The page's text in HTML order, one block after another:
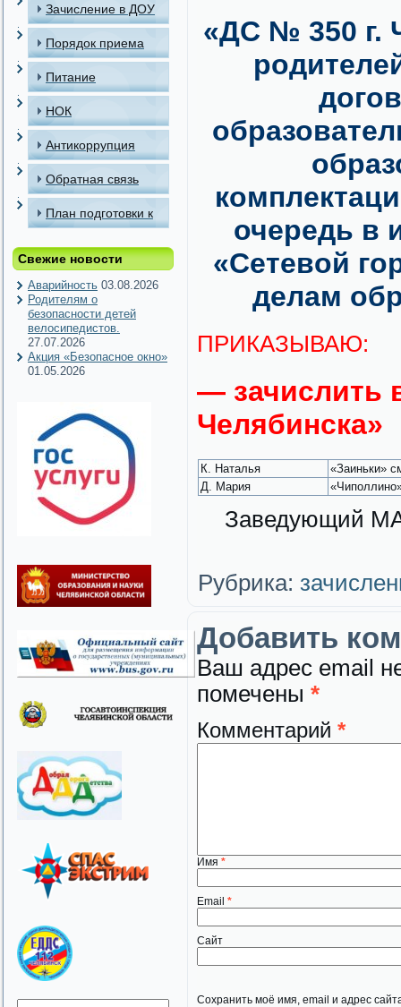
Зачисление в ДОУ
Порядок приема
детей в МАДОУ
Питание
НОК
Антикоррупция
Обратная связь
План подготовки к
периоду
Свежие новости
Аварийность 03.08.2026
Родителям о
безопасности детей
велосипедистов.
27.07.2026
Акция «Безопасное окно»
01.05.2026
«ДС № 350 г.
очередь в
«Сетевой
делам
ПРИКАЗЫВАЮ:
— зачислить
Челябинска»
К. Наталья
«Заиньки»
Д. Мария
Рубрика:
Добавить
Ваш адрес email
помечены *
Комментарий *
Имя *
Email *
Сайт
Сохранить моё имя, email и адрес